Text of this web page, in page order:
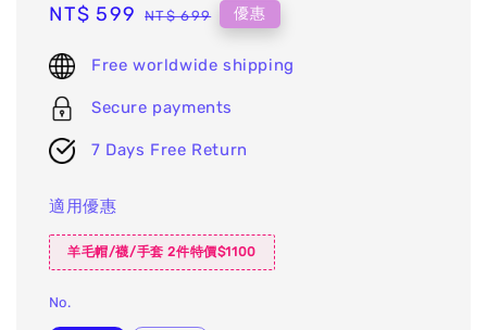
Sale
NT$ 599 Regular
NT$ 699 優惠
Free worldwide shipping
Secure payments
7 Days Free Return
適用優惠
羊毛帽/襪/手套 2件特價$1100
No.